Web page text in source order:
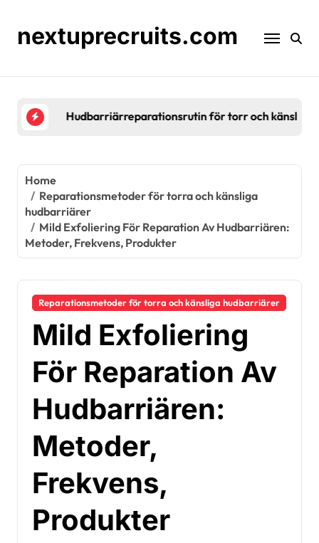
contentnextuprecruits.com
Hudbarriärreparationsrutin för torr och känslig
Home
Reparationsmetoder för torra och känsliga
hudbarriärer
Mild Exfoliering För Reparation Av Hudbarriären:
Metoder, Frekvens, Produkter
Reparationsmetoder för torra och känsliga hudbarriärer
Mild Exfoliering
För Reparation Av
Hudbarriären:
Metoder,
Frekvens,
Produkter